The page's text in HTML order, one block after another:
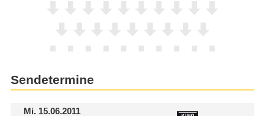
Sendetermine
Mi.15.06.2011